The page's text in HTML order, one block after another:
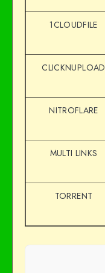
1CLOUDFILE
CLICKNUPLOAD
NITROFLARE
MULTI LINKS
TORRENT